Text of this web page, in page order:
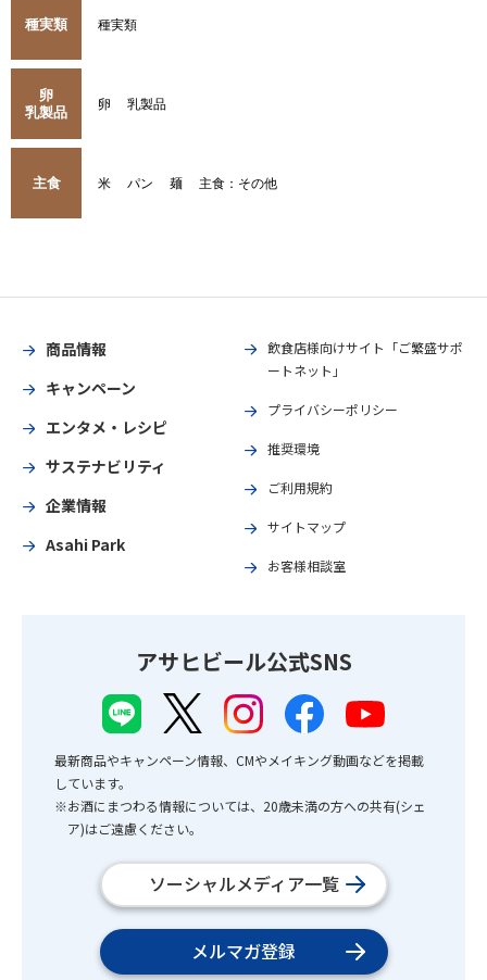
種実類 種実類
卵
乳製品
卵 乳製品
主食 米 パン 麺 主食：その他
商品情報
キャンペーン
エンタメ・レシピ
サステナビリティ
企業情報
Asahi Park
飲食店様向けサイト「ご繁盛サポ
ートネット」
プライバシーポリシー
推奨環境
ご利用規約
サイトマップ
お客様相談室
アサヒビール公式SNS
最新商品やキャンペーン情報、CMやメイキング動画などを掲載
しています。
※お酒にまつわる情報については、20歳未満の方への共有(シェ
ア)はご遠慮ください。
ソーシャルメディア一覧
メルマガ登録